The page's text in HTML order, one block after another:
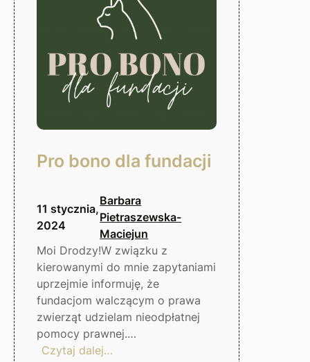
Pro bono dla fundacji
11 stycznia,
2024
Barbara
Pietraszewska-
Maciejun
Moi Drodzy!W związku z
kierowanymi do mnie zapytaniami
uprzejmie informuję, że
fundacjom walczącym o prawa
zwierząt udzielam nieodpłatnej
pomocy prawnej.…
Czytaj dalej…